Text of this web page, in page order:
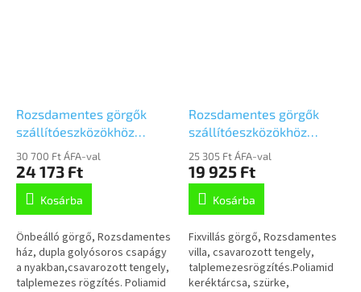
Rozsdamentes görgők
szállítóeszközökhöz
önbeálló,Talplemezzel,
8470UFX160P63
30 700 Ft ÁFA-val
24 173 Ft
Kosárba
Önbeálló görgő, Rozsdamentes
ház, dupla golyósoros csapágy
a nyakban,csavarozott tengely,
talplemezes rögzítés. Poliamid
Rozsdamentes görgők
szállítóeszközökhöz
160mm, fix,Talplemezzel,
8478UFX160P63
25 305 Ft ÁFA-val
19 925 Ft
Kosárba
Fixvillás görgő, Rozsdamentes
villa, csavarozott tengely,
talplemezesrögzítés.Poliamid
keréktárcsa, szürke,